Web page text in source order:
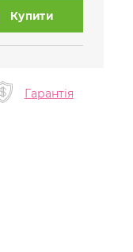
Гарантія